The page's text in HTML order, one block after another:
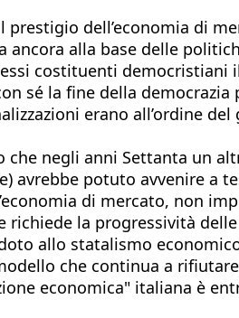
dell’economia di
alla base delle
costituenti
sé la fine della
erano all’ordine
negli anni Settanta un
potuto avvenire a
di mercato, non
richiede la progressività
allo statalismo
che continua a
economica" italiana è